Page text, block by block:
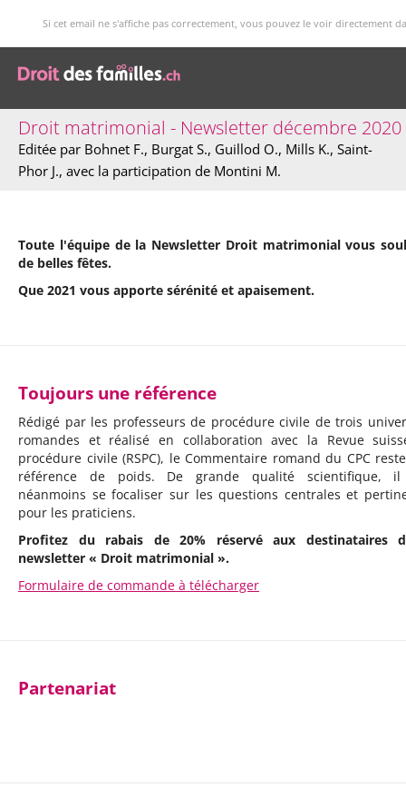
Si cet email ne s'affiche pas correctement, vous pouvez le voir directement
Droit matrimonial - Newsletter décembre 2020
Editée par Bohnet F., Burgat S., Guillod O., Mills K., Saint-
Phor J., avec la participation de Montini M.
Toute l'équipe de la Newsletter Droit matrimonial vous
de belles fêtes.
Que 2021 vous apporte sérénité et apaisement.
Toujours une référence
Rédigé par les professeurs de procédure civile de trois
romandes et réalisé en collaboration avec la Revue
procédure civile (RSPC), le Commentaire romand du CPC
référence de poids. De grande qualité scientifique,
néanmoins se focaliser sur les questions centrales et
pour les praticiens.
Profitez du rabais de 20% réservé aux destinataires
newsletter « Droit matrimonial ».
Formulaire de commande à télécharger
Partenariat